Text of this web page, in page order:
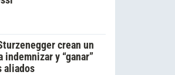
crean un
indemnizar y “ganar”
aliados